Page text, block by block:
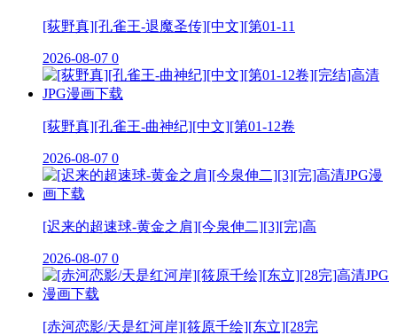
[荻野真][孔雀王-退魔圣传][中文][第01-11
2026-08-07 0
[荻野真][孔雀王-曲神纪][中文][第01-12卷
2026-08-07 0
[迟来的超速球-黄金之肩][今泉伸二][3][完]高
2026-08-07 0
[赤河恋影/天是红河岸][筱原千绘][东立][28完